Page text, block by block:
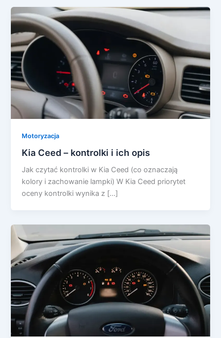
Motoryzacja
Kia Ceed – kontrolki i ich opis
Jak czytać kontrolki w Kia Ceed (co oznaczają
kolory i zachowanie lampki) W Kia Ceed priorytet
oceny kontrolki wynika z […]